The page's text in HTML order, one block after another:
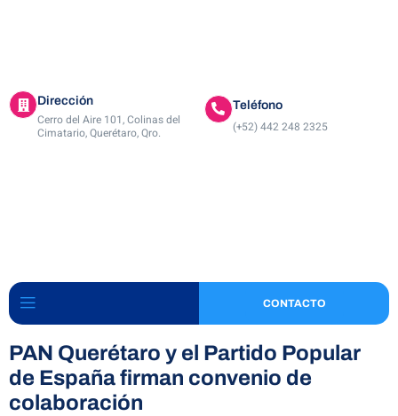
Dirección
Cerro del Aire 101, Colinas del
Cimatario, Querétaro, Qro.
Teléfono
(+52) 442 248 2325
CONTACTO
PAN Querétaro y el Partido Popular
de España firman convenio de
colaboración